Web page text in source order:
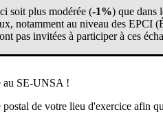
soit plus modérée (-1%) que dans
notamment au niveau des EPCI
pas invitées à participer à ces
s’inscrit dans la dynamique
Une accélération du
au SE-UNSA !
de votre lieu d'exercice afin